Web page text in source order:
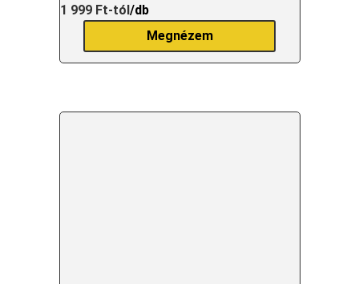
1 999 Ft-tól/db
Megnézem